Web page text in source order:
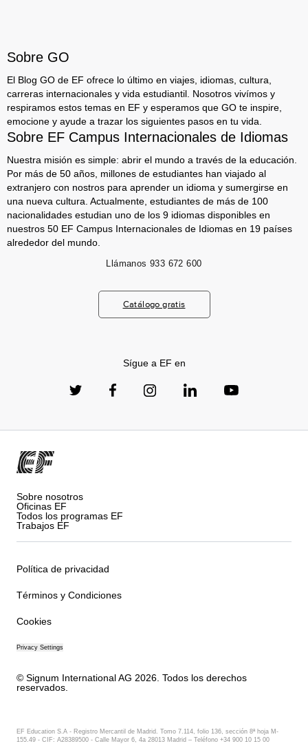
Sobre GO
El Blog GO de EF ofrece lo último en viajes, idiomas, cultura,
carreras internacionales y vida estudiantil. Nosotros vivímos y
respiramos estos temas en EF y esperamos que GO te inspire,
emocione y ayude a trazar los siguientes pasos en tu vida.
Sobre EF Campus Internacionales de Idiomas
Nuestra misión es simple: abrir el mundo a través de la educación.
Por más de 50 años, millones de estudiantes han viajado al
extranjero con nostros para aprender un idioma y sumergirse en
una nueva cultura. Actualmente, estudiantes de más de 100
nacionalidades estudian uno de los 9 idiomas disponibles en
nuestros 50 EF Campus Internacionales de Idiomas en 19 países
alrededor del mundo.
Llámanos 933 672 600
Catálogo gratis
Sígue a EF en
Sobre nosotros
Oficinas EF
Todos los programas EF
Trabajos EF
Política de privacidad
Términos y Condiciones
Cookies
Privacy Settings
© Signum International AG 2026. Todos los derechos
reservados.
EF Education S.A - Registro Mercantil de Madrid. Tomo 7.114, folio 136, sección 8ª hoja M-
155.49 - CIF: A28389500 - Calle Mayor 6, 4a 28013 Madrid – Teléfono +34 900 10 15 00